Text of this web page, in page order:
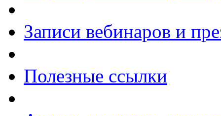
Записи вебинаров и
Полезные ссылки